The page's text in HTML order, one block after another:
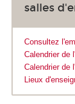
salles
Consultez
Calendrier de
Calendrier de
Lieux